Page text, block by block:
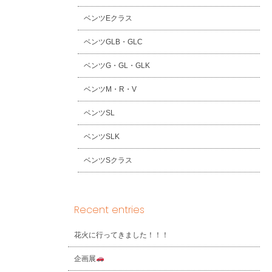
ベンツEクラス
ベンツGLB・GLC
ベンツG・GL・GLK
ベンツM・R・V
ベンツSL
ベンツSLK
ベンツSクラス
Recent entries
花火に行ってきました！！！
企画展